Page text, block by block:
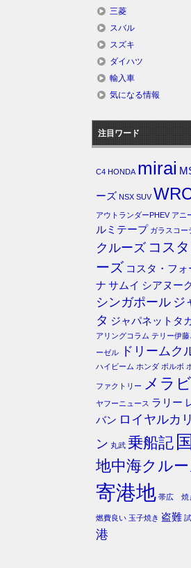
三菱
スバル
スズキ
ダイハツ
輸入車
気になる情報
注目ワード
C4 HONDA mirai
ーズ NSX SUV
アウトランダーPHEV アニ
ルミテープ ガラスコー
クルーズ コス
ーズ コスタ・フォ
ナ サムイ シアヌー
シンガポール ジ
タ ジャパネットタ
アリングコラム テリー伊藤
ーゼル
ドリームク
ハイビーム ホンダ ボルボ
ファクトリー メラ
ヤフーニュース ラリー
バン ロイヤルカ
ン 丸武 乗船記
地中海クル
寄港地 帯広 焼
燃費良い 玉子焼き 盗難
港